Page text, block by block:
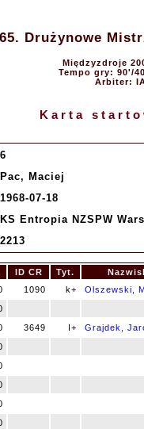
65. Drużynowe
Międzyzdroje
Tempo gry: 90'/
Arbiter:
Karta
6
Pac, Maciej
1968-07-18
KS Entropia NZSPW
2213
ID CR Tyt.
1090 k+ Olszewski,
3649 I+ Grajdek,